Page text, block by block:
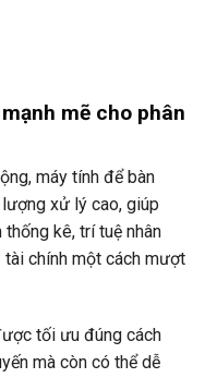
mẽ cho phân
máy tính để bàn
xử lý cao, giúp
kê, trí tuệ nhân
chính một cách mượt
tối ưu đúng cách
mà còn có thể dễ